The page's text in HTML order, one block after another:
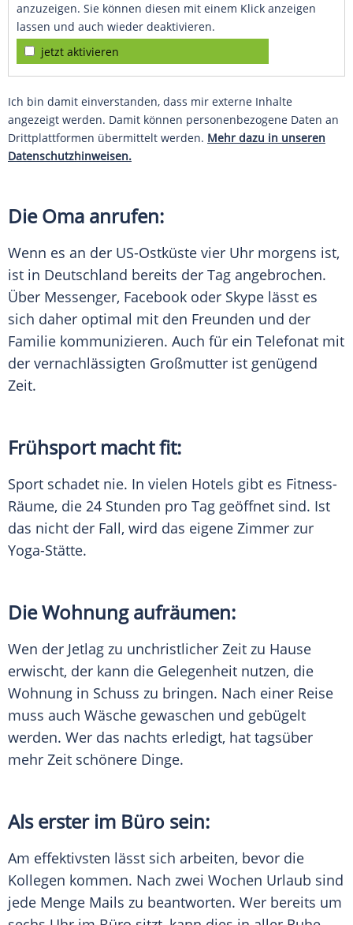
anzuzeigen. Sie können diesen mit einem Klick anzeigen
lassen und auch wieder deaktivieren.
jetzt aktivieren
Ich bin damit einverstanden, dass mir externe Inhalte
angezeigt werden. Damit können personenbezogene Daten an
Drittplattformen übermittelt werden. Mehr dazu in unseren
Datenschutzhinweisen.
Die Oma anrufen:
Wenn es an der US-Ostküste vier Uhr morgens ist,
ist in Deutschland bereits der Tag angebrochen.
Über Messenger, Facebook oder Skype lässt es
sich daher optimal mit den Freunden und der
Familie kommunizieren. Auch für ein Telefonat mit
der vernachlässigten Großmutter ist genügend
Zeit.
Frühsport macht fit:
Sport schadet nie. In vielen Hotels gibt es Fitness-
Räume, die 24 Stunden pro Tag geöffnet sind. Ist
das nicht der Fall, wird das eigene Zimmer zur
Yoga-Stätte.
Die Wohnung aufräumen:
Wen der Jetlag zu unchristlicher Zeit zu Hause
erwischt, der kann die Gelegenheit nutzen, die
Wohnung in Schuss zu bringen. Nach einer Reise
muss auch Wäsche gewaschen und gebügelt
werden. Wer das nachts erledigt, hat tagsüber
mehr Zeit schönere Dinge.
Als erster im Büro sein:
Am effektivsten lässt sich arbeiten, bevor die
Kollegen kommen. Nach zwei Wochen Urlaub sind
jede Menge Mails zu beantworten. Wer bereits um